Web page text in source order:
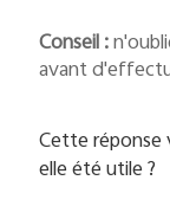
Conseil :
avant
Cette
elle été utile ?